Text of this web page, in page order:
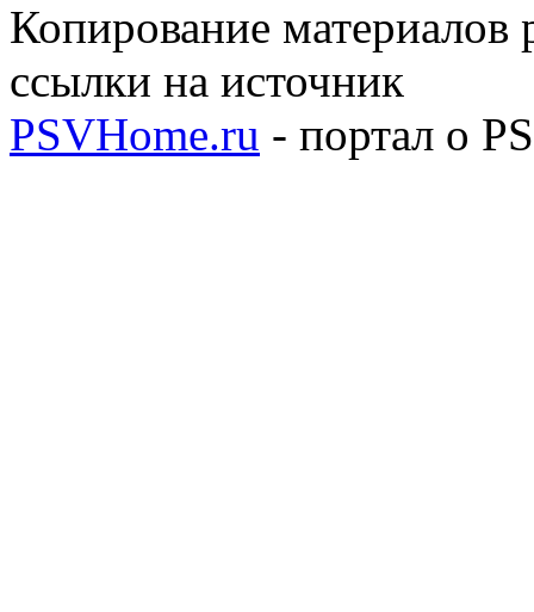
Копирование материалов
ссылки на источник
PSVHome.ru - портал о